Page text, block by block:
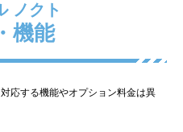
ノクト
機能
応する機能やオプション料金は異